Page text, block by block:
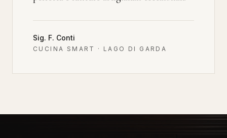
Sig. F. Conti
CUCINA SMART · LAGO DI GARDA